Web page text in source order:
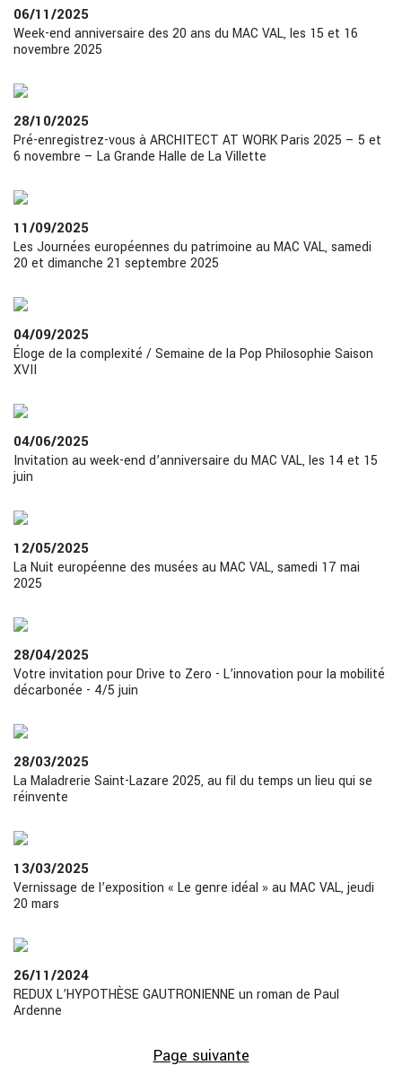
06/11/2025
Week-end anniversaire des 20 ans du MAC VAL, les 15 et 16
novembre 2025
28/10/2025
Pré-enregistrez-vous à ARCHITECT AT WORK Paris 2025 – 5 et
6 novembre – La Grande Halle de La Villette
11/09/2025
Les Journées européennes du patrimoine au MAC VAL, samedi
20 et dimanche 21 septembre 2025
04/09/2025
Éloge de la complexité / Semaine de la Pop Philosophie Saison
XVII
04/06/2025
Invitation au week-end d’anniversaire du MAC VAL, les 14 et 15
juin
12/05/2025
La Nuit européenne des musées au MAC VAL, samedi 17 mai
2025
28/04/2025
Votre invitation pour Drive to Zero - L’innovation pour la mobilité
décarbonée - 4/5 juin
28/03/2025
La Maladrerie Saint-Lazare 2025, au fil du temps un lieu qui se
réinvente
13/03/2025
Vernissage de l’exposition « Le genre idéal » au MAC VAL, jeudi
20 mars
26/11/2024
REDUX L’HYPOTHÈSE GAUTRONIENNE un roman de Paul
Ardenne
Page suivante